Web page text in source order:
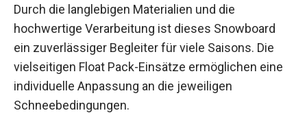
Durch die langlebigen Materialien und die
hochwertige Verarbeitung ist dieses Snowboard
ein zuverlässiger Begleiter für viele Saisons. Die
vielseitigen Float Pack-Einsätze ermöglichen eine
individuelle Anpassung an die jeweiligen
Schneebedingungen.